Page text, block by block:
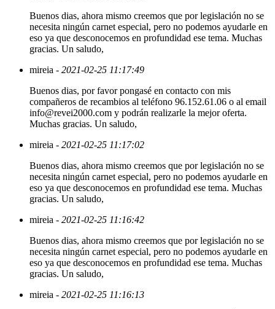
Buenos dias, ahora mismo creemos que por legislación no se
necesita ningún carnet especial, pero no podemos ayudarle en
eso ya que desconocemos en profundidad ese tema. Muchas
gracias. Un saludo,
mireia - 2021-02-25 11:17:49
Buenos dias, por favor pongasé en contacto con mis
compañeros de recambios al teléfono 96.152.61.06 o al email
info@revei2000.com y podrán realizarle la mejor oferta.
Muchas gracias. Un saludo,
mireia - 2021-02-25 11:17:02
Buenos dias, ahora mismo creemos que por legislación no se
necesita ningún carnet especial, pero no podemos ayudarle en
eso ya que desconocemos en profundidad ese tema. Muchas
gracias. Un saludo,
mireia - 2021-02-25 11:16:42
Buenos dias, ahora mismo creemos que por legislación no se
necesita ningún carnet especial, pero no podemos ayudarle en
eso ya que desconocemos en profundidad ese tema. Muchas
gracias. Un saludo,
mireia - 2021-02-25 11:16:13